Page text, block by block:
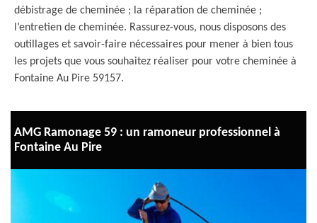
débistrage de cheminée ; la réparation de cheminée ;
l’entretien de cheminée. Rassurez-vous, nous disposons des
outillages et savoir-faire nécessaires pour mener à bien tous
les projets que vous souhaitez réaliser pour votre cheminée à
Fontaine Au Pire 59157.
AMG Ramonage 59 : un ramoneur professionnel à
Fontaine Au Pire